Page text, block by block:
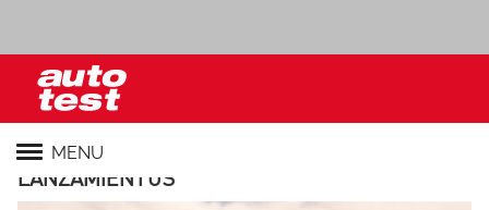
MENU
LANZAMIENTOS